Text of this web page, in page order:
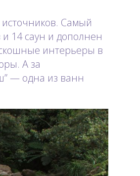
Самый
и 14 саун и дополнен
интерьеры в
А за
— одна из ванн